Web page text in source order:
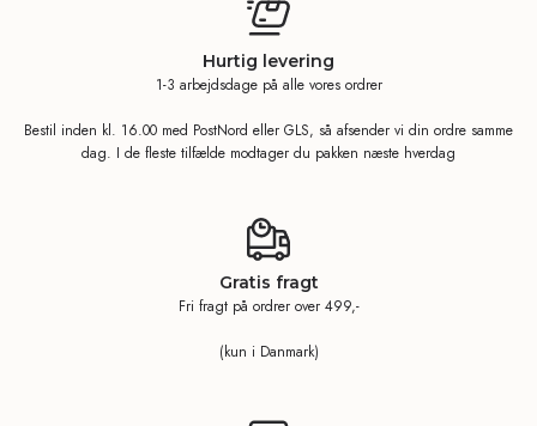
Hurtig levering
1-3 arbejdsdage på alle vores ordrer
Bestil inden kl. 16.00 med PostNord eller GLS, så afsender vi din ordre samme
dag. I de fleste tilfælde modtager du pakken næste hverdag
Gratis fragt
Fri fragt på ordrer over 499,-
(kun i Danmark)